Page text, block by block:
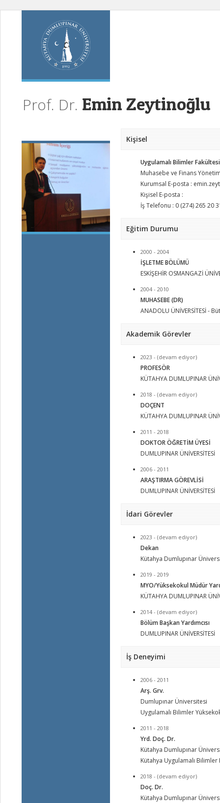
Prof. Dr. Emin Zeytinoğlu
Kişisel
Uygulamalı Bilimler Fakültesi
Muhasebe ve Finans
Kurumsal E-posta :
Kişisel E-posta :
İş Telefonu : 0 (274) 265 20
Eğitim Durumu
2000 - 2004
İŞLETME BÖLÜMÜ
ESKİŞEHİR OSMANGAZİ
2004 - 2010
MUHASEBE (DR)
ANADOLU ÜNİVERSİTESİ -
Akademik Görevler
2023 - (devam ediyor)
PROFESÖR
KÜTAHYA DUMLUPINAR
2018 - (devam ediyor)
DOÇENT
KÜTAHYA DUMLUPINAR
2011 - 2018
DOKTOR ÖĞRETİM ÜYESİ
DUMLUPINAR ÜNİVERSİTESİ
2006 - 2011
ARAŞTIRMA GÖREVLİSİ
DUMLUPINAR ÜNİVERSİTESİ
İdari Görevler
2023 - (devam ediyor)
Dekan
Kütahya Dumlupınar
2019 - 2019
MYO/Yüksekokul Müdür
KÜTAHYA DUMLUPINAR
2014 - (devam ediyor)
Bölüm Başkan Yardımcısı
DUMLUPINAR ÜNİVERSİTESİ
İş Deneyimi
2006 - 2011
Arş. Grv.
Dumlupınar Üniversitesi
Uygulamalı Bilimler
2011 - 2018
Yrd. Doç. Dr.
Kütahya Dumlupınar
Kütahya Uygulamalı
2018 - (devam ediyor)
Doç. Dr.
Kütahya Dumlupınar